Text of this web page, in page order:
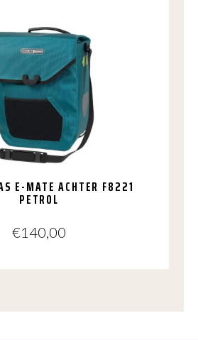
E-MATE ACHTER F8221
PETROL
€140,00